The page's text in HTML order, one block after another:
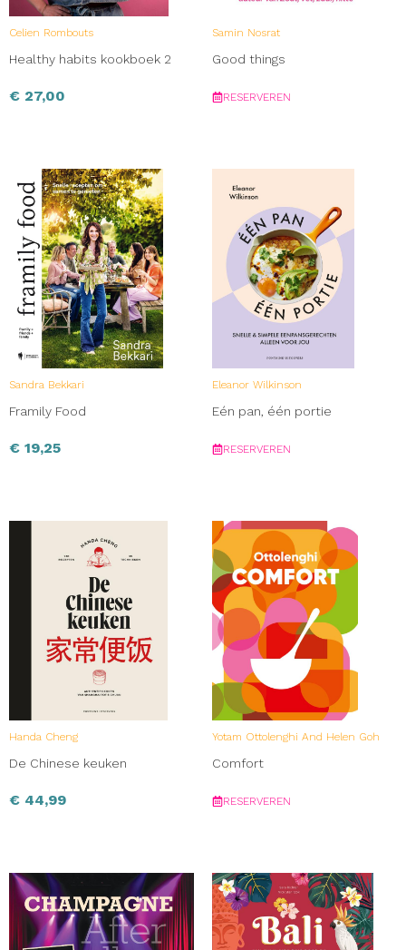
Celien Rombouts
Healthy habits kookboek 2
€ 27,00
Samin Nosrat
Good things
RESERVEREN
Sandra Bekkari
Framily Food
€ 19,25
Eleanor Wilkinson
Eén pan, één portie
RESERVEREN
Handa Cheng
De Chinese keuken
€ 44,99
Yotam Ottolenghi And Helen Goh
Comfort
RESERVEREN